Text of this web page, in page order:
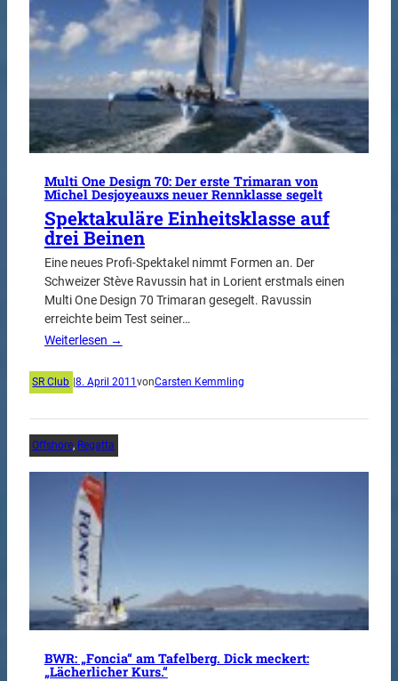
Multi One Design 70: Der erste Trimaran von
Michel Desjoyeauxs neuer Rennklasse segelt
Spektakuläre Einheitsklasse auf
drei Beinen
Eine neues Profi-Spektakel nimmt Formen an. Der
Schweizer Stève Ravussin hat in Lorient erstmals einen
Multi One Design 70 Trimaran gesegelt. Ravussin
erreichte beim Test seiner…
Weiterlesen →
SR Club 8. April 2011 vonCarsten Kemmling
Offshore, Regatta
BWR: „Foncia“ am Tafelberg. Dick meckert:
„Lächerlicher Kurs.“